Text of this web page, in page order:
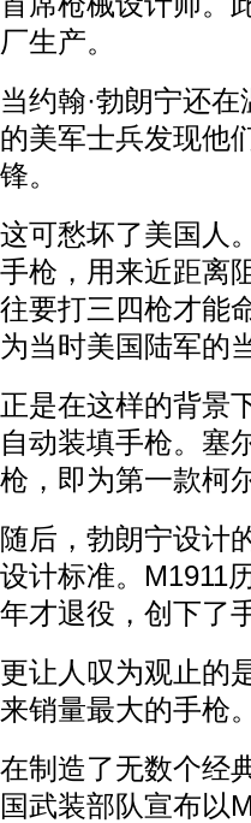
厂生产。
当约翰·勃朗宁还
的美军士兵发现他
锋。
这可愁坏了美国人
手枪，用来近距离
往要打三四枪才能
为当时美国陆军的
正是在这样的背景
自动装填手枪。塞
枪，即为第一款柯
随后，勃朗宁设计
设计标准。M1911
年才退役，创下了
更让人叹为观止的
来销量最大的手枪。
在制造了无数个经
国武装部队宣布以